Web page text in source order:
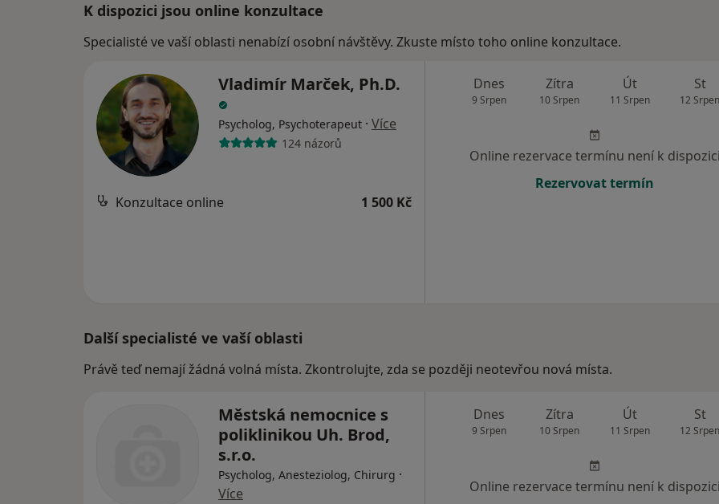
K dispozici jsou online konzultace
Specialisté ve vaší oblasti nenabízí osobní návštěvy. Zkuste místo toho online konzultace.
Vladimír Marček, Ph.D.
Psycholog, Psychoterapeut · Více
124 názorů
Konzultace online 1 500 Kč
Dnes
9 Srpen
Zítra
10 Srpen
Út
11 Srpen
St
12 Srpen
Online rezervace termínu není k dispozici
Rezervovat termín
Další specialisté ve vaší oblasti
Právě teď nemají žádná volná místa. Zkontrolujte, zda se později neotevřou nová místa.
Městská nemocnice s
poliklinikou Uh. Brod,
s.r.o.
Psycholog, Anesteziolog, Chirurg ·
Více
Dnes
9 Srpen
Zítra
10 Srpen
Út
11 Srpen
St
12 Srpen
Online rezervace termínu není k dispozici